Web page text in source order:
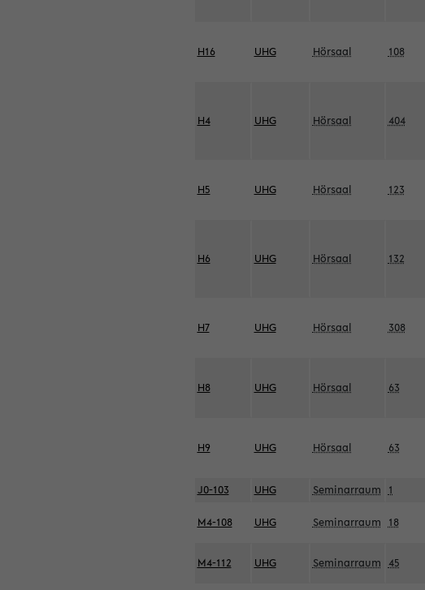
H16 UHG Hörsaal 108
H4 UHG Hörsaal 404
H5 UHG Hörsaal 123
H6 UHG Hörsaal 132
H7 UHG Hörsaal 308
H8 UHG Hörsaal 63
H9 UHG Hörsaal 63
J0-103 UHG Seminarraum 1
M4-108 UHG Seminarraum 18
M4-112 UHG Seminarraum 45